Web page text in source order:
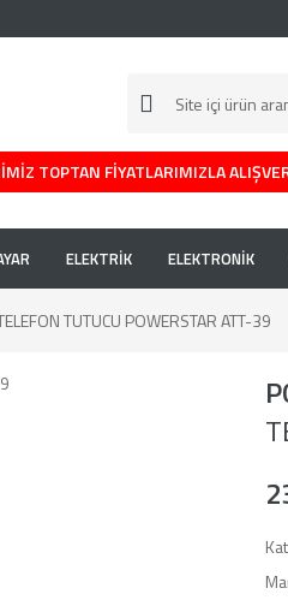
TOPTAN FİYATLARIMIZLA
ELEKTRİK ELEKTRONİK
TUTUCU POWERSTAR ATT-39